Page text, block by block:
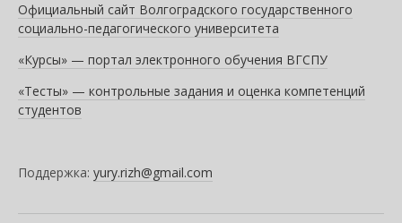
Официальный сайт Волгоградского государственного
социально-педагогического университета
«Курсы» — портал электронного обучения ВГСПУ
«Тесты» — контрольные задания и оценка компетенций
студентов
Поддержка: yury.rizh@gmail.com